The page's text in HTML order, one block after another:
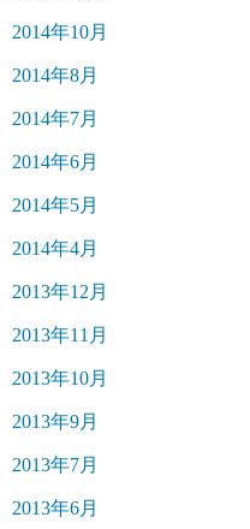
2014年10月
2014年8月
2014年7月
2014年6月
2014年5月
2014年4月
2013年12月
2013年11月
2013年10月
2013年9月
2013年7月
2013年6月